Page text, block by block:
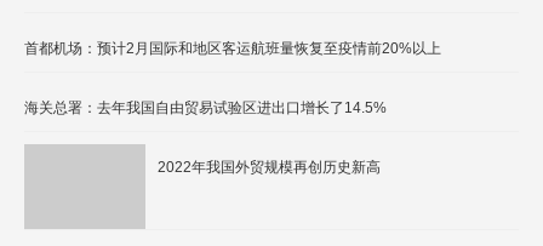
首都机场：预计2月国际和地区客运航班量恢复至疫情前20%以上
海关总署：去年我国自由贸易试验区进出口增长了14.5%
2022年我国外贸规模再创历史新高